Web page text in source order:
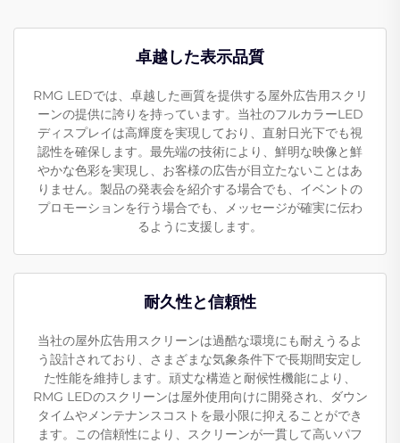
卓越した表示品質
RMG LEDでは、卓越した画質を提供する屋外広告用スクリ
ーンの提供に誇りを持っています。当社のフルカラーLED
ディスプレイは高輝度を実現しており、直射日光下でも視
認性を確保します。最先端の技術により、鮮明な映像と鮮
やかな色彩を実現し、お客様の広告が目立たないことはあ
りません。製品の発表会を紹介する場合でも、イベントの
プロモーションを行う場合でも、メッセージが確実に伝わ
るように支援します。
耐久性と信頼性
当社の屋外広告用スクリーンは過酷な環境にも耐えうるよ
う設計されており、さまざまな気象条件下で長期間安定し
た性能を維持します。頑丈な構造と耐候性機能により、
RMG LEDのスクリーンは屋外使用向けに開発され、ダウン
タイムやメンテナンスコストを最小限に抑えることができ
ます。この信頼性により、スクリーンが一貫して高いパフ